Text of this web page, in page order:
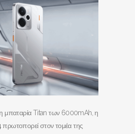
μπαταρία Titan των 6000mAh, η
πρωτοπορεί στον τομέα της